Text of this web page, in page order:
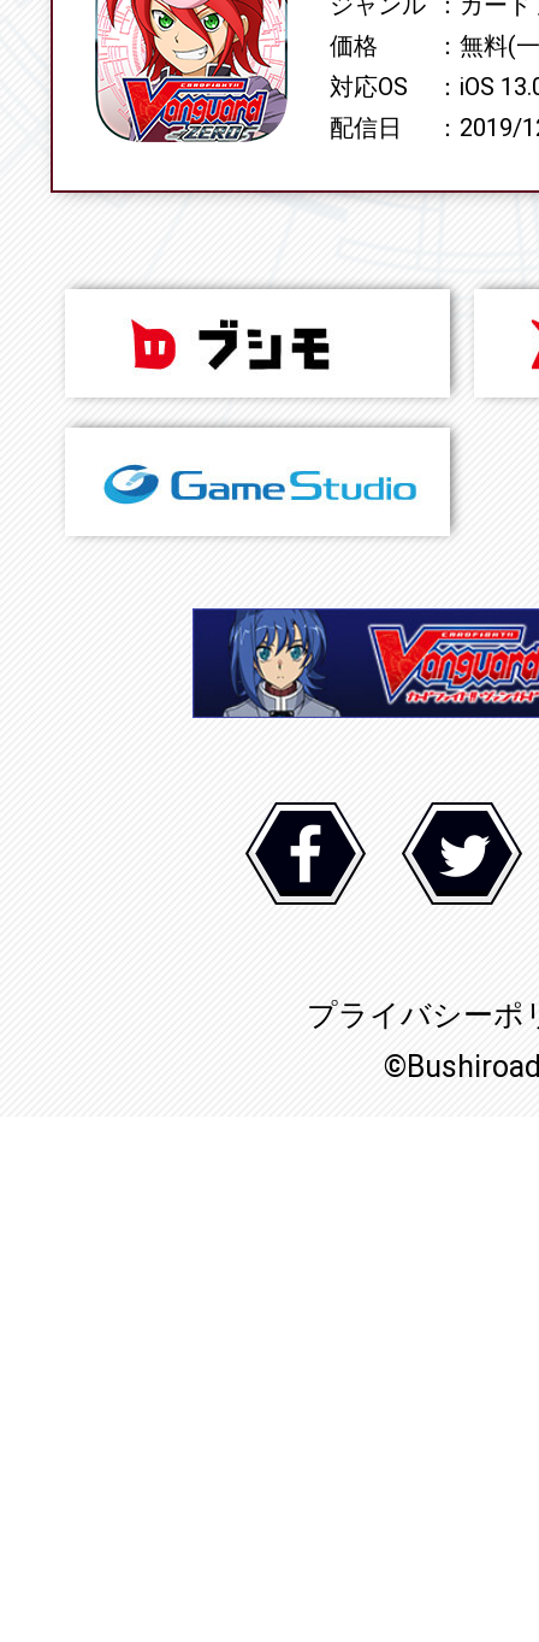
価格
無料(
対応OS
iOS
配信日
2019/
プライバシーポ